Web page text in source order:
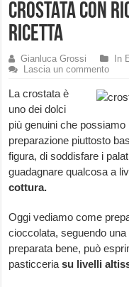
Crostata con
Ricetta
Gianluca Grossi In
Lascia un commento
La crostata è
uno dei dolci
più genuini che
preparazione piuttosto
figura, di soddisfare i
guadagnare qualcosa a
cottura.
Oggi vediamo come
cioccolata, seguendo
preparata bene, può
pasticceriasu livelli